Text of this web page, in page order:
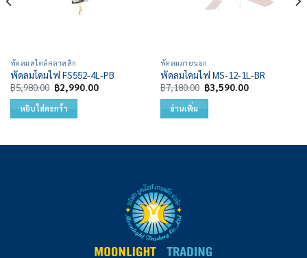
พัดลมสไตล์คลาสสิก
พัดลมโคมไฟ FS552-4L-PB
฿5,980.00 Original
price
was:
฿5,980.00.
฿2,990.00Current
หยิบใส่ตะกร้า
พัดลมภายนอก
พัดลมโคมไฟ MS-12-1L-BR
฿7,180.00 Original
price
฿3,590.00Current
อ่านเพิ่ม